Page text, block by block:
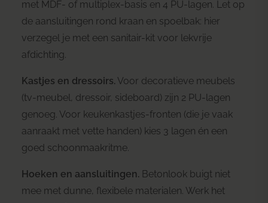
met MDF- of multiplex-basis en 4 PU-lagen. Let op
de aansluitingen rond kraan en spoelbak: hier
verzegel je met een sanitair-kit voor lekvrije
afdichting.
Kastjes en dressoirs. Voor decoratieve meubels
(tv-meubel, dressoir, sideboard) zijn 2 PU-lagen
genoeg. Voor keukenkastjes-fronten (die je vaak
aanraakt met vette handen) kies 3 lagen én een
goed schoonmaakritme.
Hoeken en aansluitingen. Betonlook buigt niet
mee met dunne, flexibele materialen. Werk het